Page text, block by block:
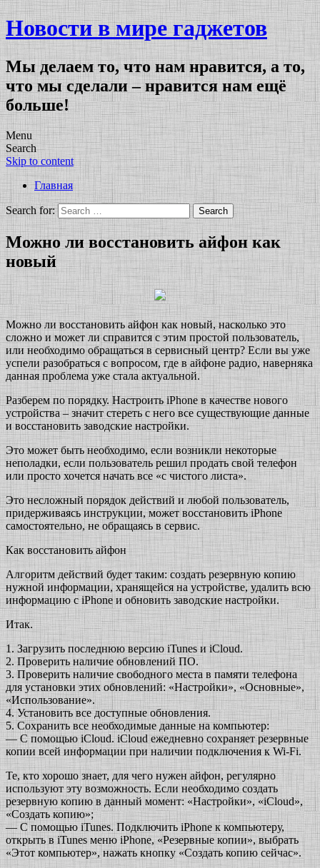
Новости в мире гаджетов
Мы делаем то, что нам нравится, а то,
что мы сделали – нравится нам ещё
больше!
Menu
Search
Skip to content
Главная
Search for:
Можно ли восстановить айфон как
новый
Можно ли восстановить айфон как новый, насколько это
сложно и может ли справится с этим простой пользователь,
или необходимо обращаться в сервисный центр? Если вы уже
успели разобраться с вопросом, где в айфоне радио, наверняка
данная проблема уже стала актуальной.
Разберем по порядку. Настроить iPhone в качестве нового
устройства – значит стереть с него все существующие данные
и восстановить заводские настройки.
Это может быть необходимо, если возникли некоторые
неполадки, если пользователь решил продать свой телефон
или просто хочется начать все «с чистого листа».
Это несложный порядок действий и любой пользователь,
придерживаясь инструкции, может восстановить iPhone
самостоятельно, не обращаясь в сервис.
Как восстановить айфон
Алгоритм действий будет таким: создать резервную копию
нужной информации, хранящейся на устройстве, удалить всю
информацию с iPhone и обновить заводские настройки.
Итак.
1. Загрузить последнюю версию iTunes и iCloud.
2. Проверить наличие обновлений ПО.
3. Проверить наличие свободного места в памяти телефона
для установки этих обновлений: «Настройки», «Основные»,
«Использование».
4. Установить все доступные обновления.
5. Сохранить все необходимые данные на компьютер:
— С помощью iCloud. iCloud ежедневно сохраняет резервные
копии всей информации при наличии подключения к Wi-Fi.
Те, кто хорошо знает, для чего нужен айфон, регулярно
используют эту возможность. Если необходимо создать
резервную копию в данный момент: «Настройки», «iCloud»,
«Создать копию»;
— С помощью iTunes. Подключить iPhone к компьютеру,
открыть в iTunes меню iPhone, «Резервные копии», выбрать
«Этот компьютер», нажать кнопку «Создать копию сейчас».